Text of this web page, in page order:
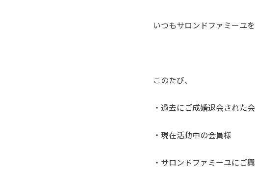
いつもサロンドファミーユ
このたび、
・過去にご成婚退会された
・現在活動中の会員様
・サロンドファミーユにご